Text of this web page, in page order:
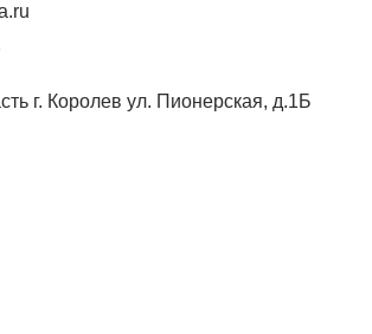
г. Королев ул. Пионерская, д.1Б